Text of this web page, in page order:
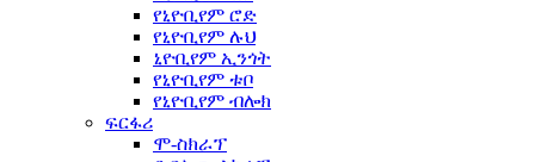
የኒዮቢየም ሮድ
የኒዮቢየም ሉህ
ኒዮቢየም ኢንጎት
የኒዮቢየም ቱቦ
የኒዮቢየም ብሎክ
ፍርፋሪ
ሞ-ስክራፕ